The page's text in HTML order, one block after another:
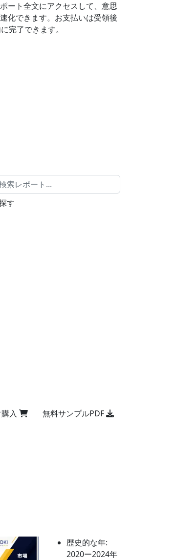
ート全文にアクセスして、意思
化できます。お支払いは受領後
完了できます。
す
入 無料サンプルPDF
歴史的な年:
2020ー2024年